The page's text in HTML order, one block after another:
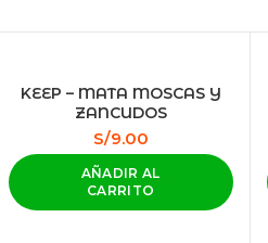
KEEP – MATA MOSCAS Y
ZANCUDOS
S/9.00
AÑADIR AL
CARRITO